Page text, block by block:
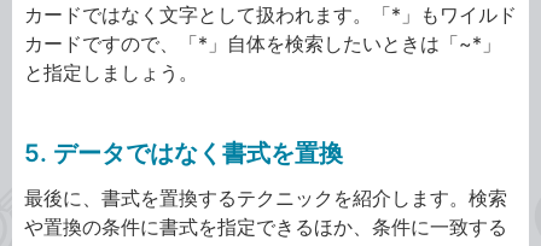
カードではなく文字として扱われます。「*」もワイルド
カードですので、「*」自体を検索したいときは「~*」
と指定しましょう。
5. データではなく書式を置換
最後に、書式を置換するテクニックを紹介します。検索
や置換の条件に書式を指定できるほか、条件に一致する